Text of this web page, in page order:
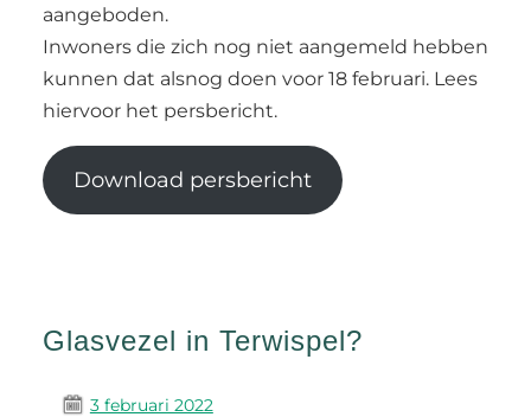
aangeboden.
Inwoners die zich nog niet aangemeld hebben
kunnen dat alsnog doen voor 18 februari. Lees
hiervoor het persbericht.
Download persbericht
Glasvezel in Terwispel?
3 februari 2022